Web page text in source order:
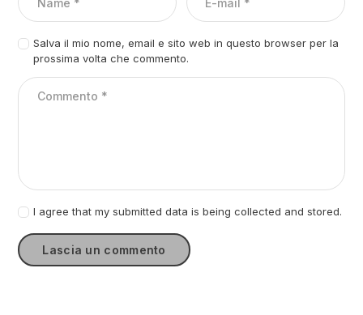
Salva il mio nome, email e sito web in questo browser per la
prossima volta che commento.
I agree that my submitted data is being collected and stored.